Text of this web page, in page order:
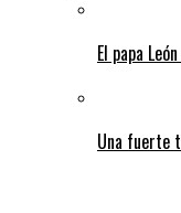
El papa
Una fuerte